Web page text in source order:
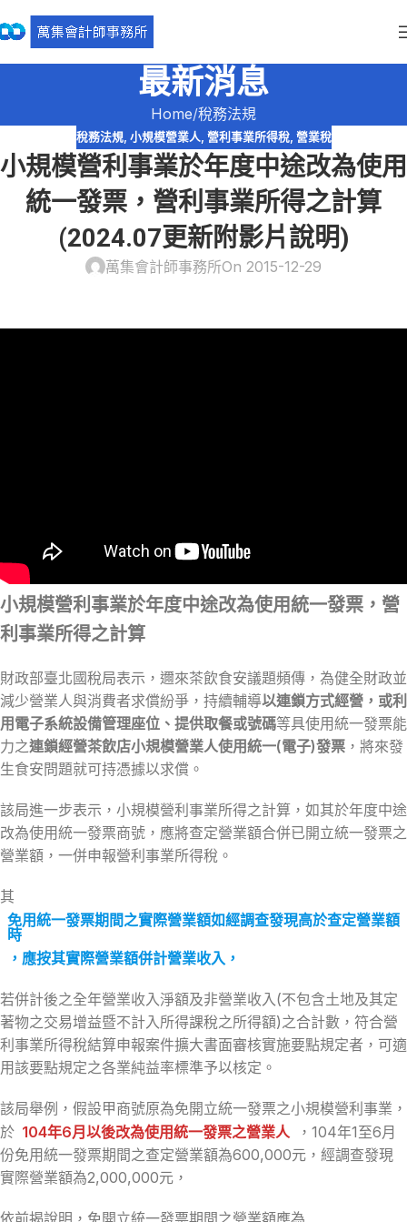
最新消息
Home 稅務法規
稅務法規, 小規模營業人, 營利事業所得稅, 營業稅
小規模營利事業於年度中途改為使用
統一發票，營利事業所得之計算
(2024.07更新附影片說明)
萬集會計師事務所On 2015-12-29
小規模營利事業於年度中途改為使用統一發票，營
利事業所得之計算
財政部臺北國稅局表示，邇來茶飲食安議題頻傳，為健全財政並
減少營業人與消費者求償紛爭，持續輔導以連鎖方式經營，或利
用電子系統設備管理座位、提供取餐或號碼等具使用統一發票能
力之連鎖經營茶飲店小規模營業人使用統一(電子)發票 ，將來發
生食安問題就可持憑據以求償。
該局進一步表示，小規模營利事業所得之計算，如其於年度中途
改為使用統一發票商號，應將查定營業額合併已開立統一發票之
營業額，一併申報營利事業所得稅。
其
免用統一發票期間之實際營業額如經調查發現高於查定營業額
時
，應按其實際營業額併計營業收入，
若併計後之全年營業收入淨額及非營業收入(不包含土地及其定
著物之交易增益暨不計入所得課稅之所得額)之合計數，符合營
利事業所得稅結算申報案件擴大書面審核實施要點規定者，可適
用該要點規定之各業純益率標準予以核定。
該局舉例，假設甲商號原為免開立統一發票之小規模營利事業，
於 104年6月以後改為使用統一發票之營業人
，104年1至6月
份免用統一發票期間之查定營業額為600,000元，經調查發現
實際營業額為2,000,000元，
依前揭說明，免開立統一發票期間之營業額應為